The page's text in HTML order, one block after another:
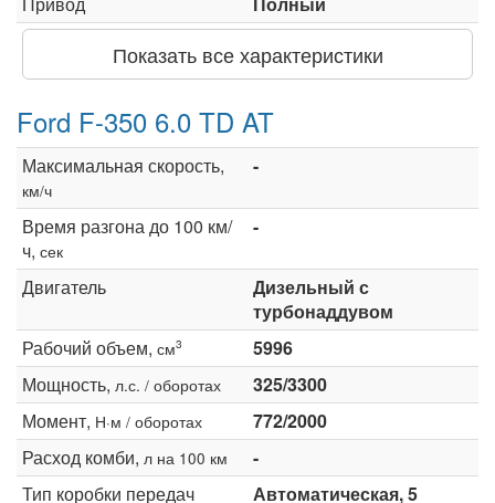
Показать все характеристики
Ford F-350 6.0 TD AT
Максимальная скорость,
км/ч
-
Время разгона до 100 км/
ч, сек
-
Двигатель
Дизельный с
турбонаддувом
Рабочий объем, см3
5996
Мощность, л.с. / оборотах
325/3300
Момент, Н·м / оборотах
772/2000
Расход комби, л на 100 км
-
Тип коробки передач
Автоматическая, 5